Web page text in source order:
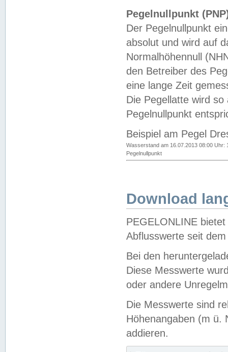
Pegelnullpunkt
Der Pegelnullpunkt
absolut und wird auf
Normalhöhennull
den Betreiber des
eine lange Zeit
Die Pegellatte wird
Pegelnullpunkt
Beispiel am Pegel
Wasserstand am 16.07.2013 08:00 Uhr:
Pegelnullpunkt
Download
PEGELONLINE
Abflusswerte seit
Bei den
Diese Messwerte
oder andere
Die Messwerte sind
Höhenangaben (m ü.
addieren.